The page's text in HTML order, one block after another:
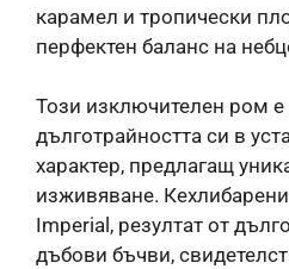
карамел и тропически
перфектен баланс на
Този изключителен ром е
дълготрайността си в
характер, предлагащ
изживяване.
Imperial, резултат от
дъбови бъчви,